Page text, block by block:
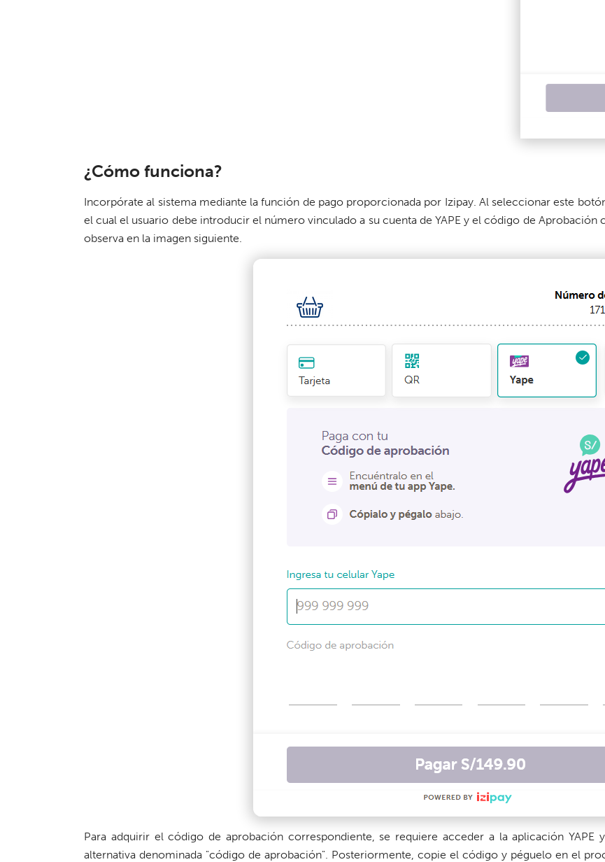
¿Cómo funciona?
Incorpórate al sistema mediante la función de pago proporcionada por Izipay. Al seleccionar este
el cual el usuario debe introducir el número vinculado a su cuenta de YAPE y el código de Aprobación
observa en la imagen siguiente.
Para adquirir el código de aprobación correspondiente, se requiere acceder a la aplicación
alternativa denominada "código de aprobación". Posteriormente, copie el código y péguelo en el